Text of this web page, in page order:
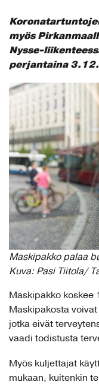
myös
Nysse-
perjantaina 3.12.
Maskipakko palaa
Kuva: Pasi Tiitola/
Maskipakko koskee
Maskipakosta
jotka eivät
vaadi todistusta
Myös kuljettajat
mukaan, kuitenkin